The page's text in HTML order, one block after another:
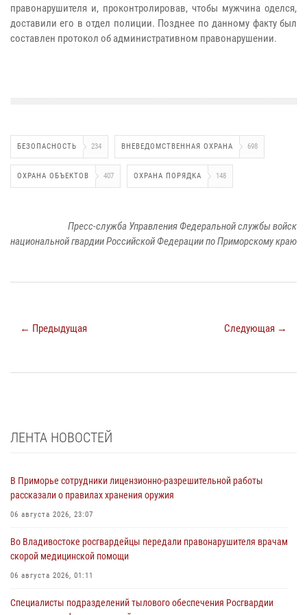
правонарушителя и, проконтролировав, чтобы мужчина оделся,
доставили его в отдел полиции. Позднее по данному факту был
составлен протокол об административном правонарушении.
БЕЗОПАСНОСТЬ 234 ВНЕВЕДОМСТВЕННАЯ ОХРАНА 698
ОХРАНА ОБЪЕКТОВ 407 ОХРАНА ПОРЯДКА 148
Пресс-служба Управления Федеральной службы войск
национальной гвардии Российской Федерации по Приморскому краю
← Предыдущая Следующая →
ЛЕНТА НОВОСТЕЙ
В Приморье сотрудники лицензионно-разрешительной работы
рассказали о правилах хранения оружия
06 августа 2026, 23:07
Во Владивостоке росгвардейцы передали правонарушителя врачам
скорой медицинской помощи
06 августа 2026, 01:11
Специалисты подразделений тылового обеспечения Росгвардии